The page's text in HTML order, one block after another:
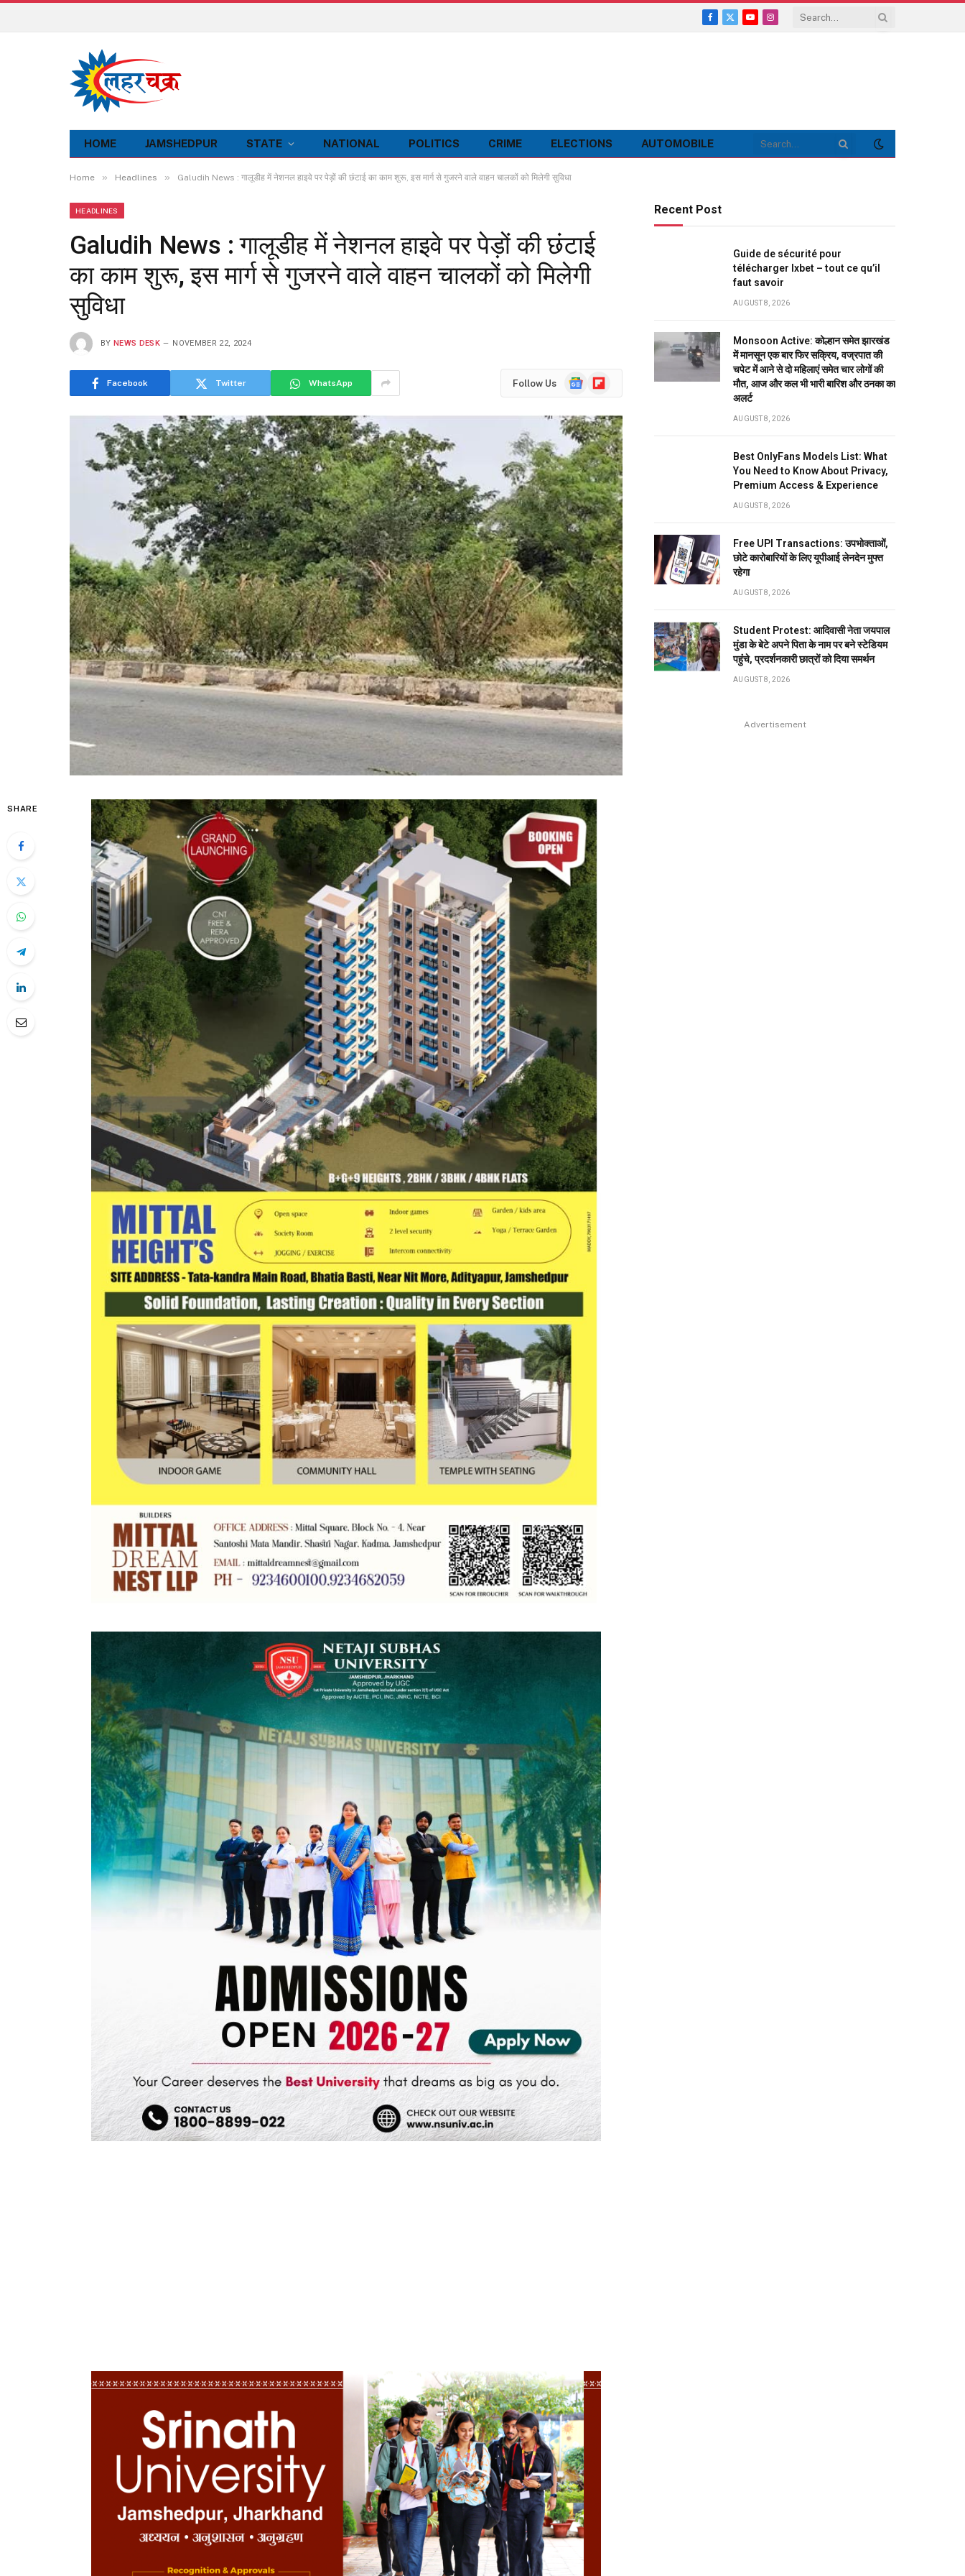
Facebook
X
YouTubeInstagram
HOME JAMSHEDPUR STATE NATIONAL POLITICS CRIME ELECTIONS AUTOMOBILE
Home » Headlines » Galudih News : गालूडीह में नेशनल हाइवे पर पेड़ों की छंटाई का काम शुरू, इस मार्ग से गुजरने वाले वाहन चालकों को मिलेगी सुविधा
HEADLINES
Galudih News : गालूडीह में नेशनल हाइवे पर पेड़ों की छंटाई
का काम शुरू, इस मार्ग से गुजरने वाले वाहन चालकों को मिलेगी
सुविधा
BY NEWS DESK NOVEMBER 22, 2024
Facebook Twitter WhatsApp Follow Us
GoogleFlipboard
SHARE
Recent Post
Guide de sécurité pour
télécharger Ixbet – tout ce qu’il
faut savoir
AUGUST 8, 2026
Monsoon Active: कोल्हान समेत झारखंड
में मानसून एक बार फिर सक्रिय, वज्रपात की
चपेट में आने से दो महिलाएं समेत चार लोगों की
मौत, आज और कल भी भारी बारिश और ठनका का
अलर्ट
AUGUST 8, 2026
Best OnlyFans Models List: What
You Need to Know About Privacy,
Premium Access & Experience
AUGUST 8, 2026
Free UPI Transactions: उपभोक्ताओं,
छोटे कारोबारियों के लिए यूपीआई लेनदेन मुफ्त
रहेगा
AUGUST 8, 2026
Student Protest: आदिवासी नेता जयपाल
मुंडा के बेटे अपने पिता के नाम पर बने स्टेडियम
पहुंंचे, प्रदर्शनकारी छात्रों को दिया समर्थन
AUGUST 8, 2026
Advertisement